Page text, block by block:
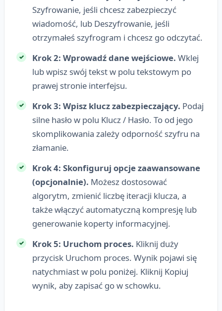
Szyfrowanie, jeśli chcesz zabezpieczyć
wiadomość, lub Deszyfrowanie, jeśli
otrzymałeś szyfrogram i chcesz go odczytać.
Krok 2: Wprowadź dane wejściowe. Wklej
lub wpisz swój tekst w polu tekstowym po
prawej stronie interfejsu.
Krok 3: Wpisz klucz zabezpieczający. Podaj
silne hasło w polu Klucz / Hasło. To od jego
skomplikowania zależy odporność szyfru na
złamanie.
Krok 4: Skonfiguruj opcje zaawansowane
(opcjonalnie). Możesz dostosować
algorytm, zmienić liczbę iteracji klucza, a
także włączyć automatyczną kompresję lub
generowanie koperty informacyjnej.
Krok 5: Uruchom proces. Kliknij duży
przycisk Uruchom proces. Wynik pojawi się
natychmiast w polu poniżej. Kliknij Kopiuj
wynik, aby zapisać go w schowku.